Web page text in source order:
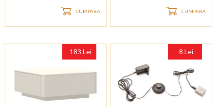
CUMPARA CUMPARA
-183 Lei -8 Lei